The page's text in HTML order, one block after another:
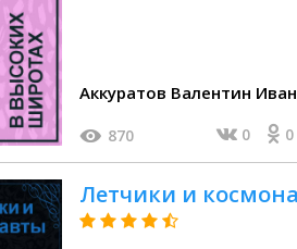
Аккуратов Валентин
870 0 0
Летчики и